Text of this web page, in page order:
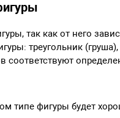
так как от него
треугольник
соответствуют
типе фигуры будет